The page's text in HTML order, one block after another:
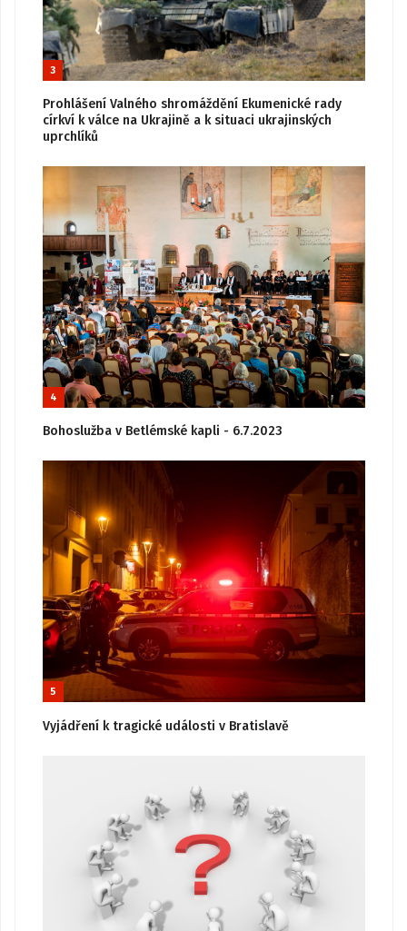
3
Prohlášení Valného shromáždění Ekumenické rady
církví k válce na Ukrajině a k situaci ukrajinských
uprchlíků
4
Bohoslužba v Betlémské kapli - 6.7.2023
5
Vyjádření k tragické události v Bratislavě